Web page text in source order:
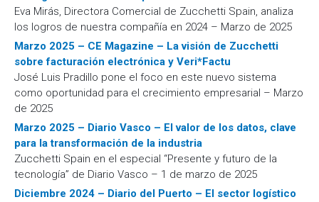
Eva Mirás, Directora Comercial de Zucchetti Spain, analiza
los logros de nuestra compañía en 2024 – Marzo de 2025
Marzo 2025 – CE Magazine – La visión de Zucchetti
sobre facturación electrónica y Veri*Factu
José Luis Pradillo pone el foco en este nuevo sistema
como oportunidad para el crecimiento empresarial – Marzo
de 2025
Marzo 2025 – Diario Vasco – El valor de los datos, clave
para la transformación de la industria
Zucchetti Spain en el especial “Presente y futuro de la
tecnología” de Diario Vasco – 1 de marzo de 2025
Diciembre 2024 – Diario del Puerto – El sector logístico